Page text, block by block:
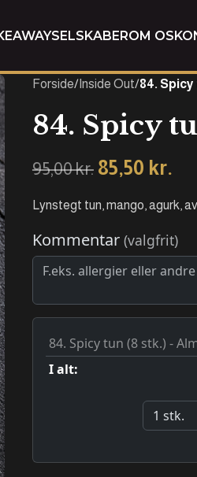
SELSKABEROM OS
Forside/Inside Out/84.
84. Spicy
95,00kr. 85,50 kr.
Lynstegt tun, mango, agurk,